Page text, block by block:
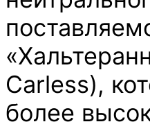
Carless),
более